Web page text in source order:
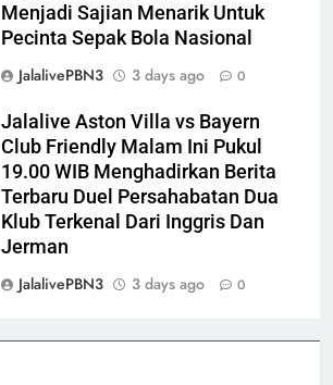
Menjadi Sajian Menarik Untuk
Pecinta Sepak Bola Nasional
JalalivePBN3
3 days ago 0
Jalalive Aston Villa vs Bayern
Club Friendly Malam Ini Pukul
19.00 WIB Menghadirkan Berita
Terbaru Duel Persahabatan Dua
Klub Terkenal Dari Inggris Dan
Jerman
JalalivePBN3
3 days ago 0